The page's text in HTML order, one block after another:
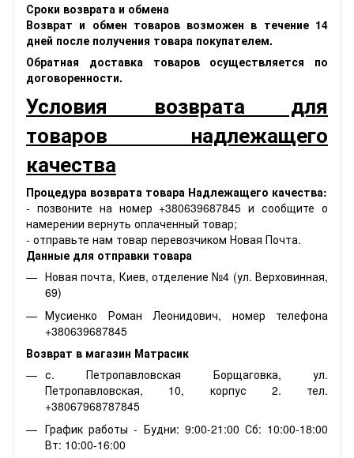
Сроки возврата и обмена
Возврат и обмен товаров возможен в течение 14
дней после получения товара покупателем.
Обратная доставка товаров осуществляется по
договоренности.
Условия возврата для
товаров надлежащего
качества
Процедура возврата товара Надлежащего качества:
- позвоните на номер +380639687845 и сообщите о
намерении вернуть оплаченный товар;
- отправьте нам товар перевозчиком Новая Почта.
Данные для отправки товара
Новая почта, Киев, отделение №4 (ул. Верховинная,
69)
Мусиенко Роман Леонидович, номер телефона
+380639687845
Возврат в магазин Матрасик
с. Петропавловская Борщаговка, ул.
Петропавловская, 10, корпус 2. тел.
+38067968787845
График работы - Будни: 9:00-21:00 Сб: 10:00-18:00
Вт: 10:00-16:00